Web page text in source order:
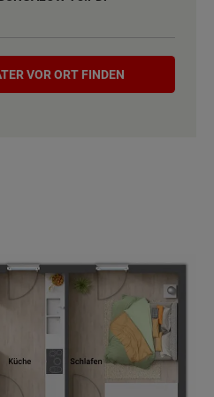
10.5 m x 8.63 m
VOR ORT FINDEN